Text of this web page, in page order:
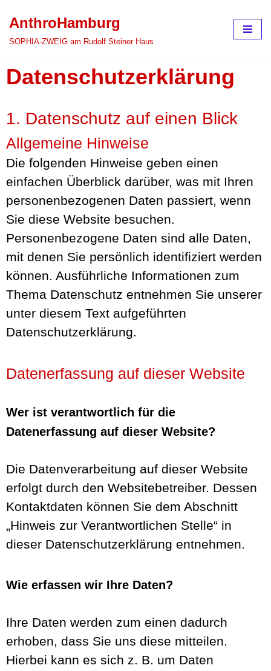
Zum
springen
AnthroHamburg
SOPHIA-ZWEIG am Rudolf Steiner Haus
Datenschutz­erklärung
1. Datenschutz auf einen Blick
Allgemeine Hinweise
Die folgenden Hinweise geben einen
einfachen Überblick darüber, was mit Ihren
personenbezogenen Daten passiert, wenn
Sie diese Website besuchen.
Personenbezogene Daten sind alle Daten,
mit denen Sie persönlich identifiziert werden
können. Ausführliche Informationen zum
Thema Datenschutz entnehmen Sie unserer
unter diesem Text aufgeführten
Datenschutzerklärung.
Datenerfassung auf dieser Website
Wer ist verantwortlich für die
Datenerfassung auf dieser Website?
Die Datenverarbeitung auf dieser Website
erfolgt durch den Websitebetreiber. Dessen
Kontaktdaten können Sie dem Abschnitt
„Hinweis zur Verantwortlichen Stelle“ in
dieser Datenschutzerklärung entnehmen.
Wie erfassen wir Ihre Daten?
Ihre Daten werden zum einen dadurch
erhoben, dass Sie uns diese mitteilen.
Hierbei kann es sich z. B. um Daten